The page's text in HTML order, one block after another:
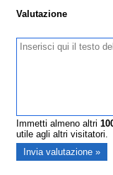
Valutazione
Immetti almeno altri
utile agli altri visitatori.